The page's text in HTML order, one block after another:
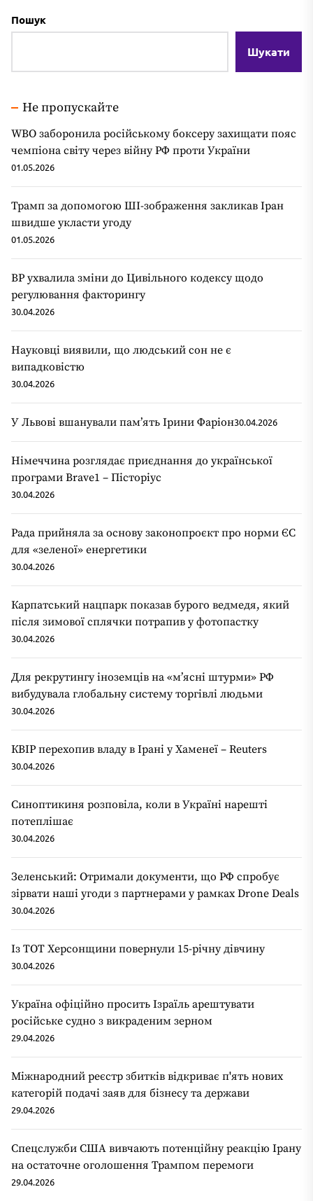
Пошук
Шукати
Не пропускайте
WBO заборонила російському боксеру захищати пояс
чемпіона світу через війну РФ проти України
01.05.2026
Трамп за допомогою ШІ-зображення закликав Іран
швидше укласти угоду
01.05.2026
ВР ухвалила зміни до Цивільного кодексу щодо
регулювання факторингу
30.04.2026
Науковці виявили, що людський сон не є
випадковістю
30.04.2026
У Львові вшанували пам’ять Ірини Фаріон30.04.2026
Німеччина розглядає приєднання до української
програми Brave1 – Пісторіус
30.04.2026
Рада прийняла за основу законопроєкт про норми ЄС
для «зеленої» енергетики
30.04.2026
Карпатський нацпарк показав бурого ведмедя, який
після зимової сплячки потрапив у фотопастку
30.04.2026
Для рекрутингу іноземців на «мʼясні штурми» РФ
вибудувала глобальну систему торгівлі людьми
30.04.2026
КВІР перехопив владу в Ірані у Хаменеї – Reuters
30.04.2026
Синоптикиня розповіла, коли в Україні нарешті
потеплішає
30.04.2026
Зеленський: Отримали документи, що РФ спробує
зірвати наші угоди з партнерами у рамках Drone Deals
30.04.2026
Із ТОТ Херсонщини повернули 15-річну дівчину
30.04.2026
Україна офіційно просить Ізраїль арештувати
російське судно з викраденим зерном
29.04.2026
Міжнародний реєстр збитків відкриває п'ять нових
категорій подачі заяв для бізнесу та держави
29.04.2026
Спецслужби США вивчають потенційну реакцію Ірану
на остаточне оголошення Трампом перемоги
29.04.2026